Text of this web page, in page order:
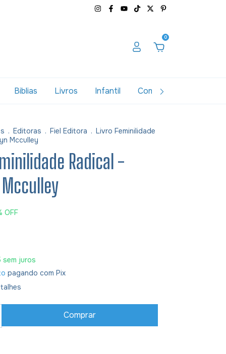
0
Biblias Livros Infantil Combos
. Editoras . Fiel Editora . Livro Feminilidade
Mcculley
Radical -
OFF
sem juros
pagando com Pix